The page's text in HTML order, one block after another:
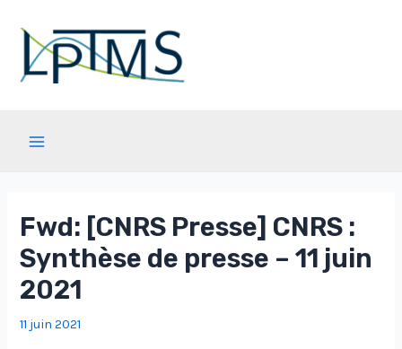
contenu
Fwd: [CNRS Presse] CNRS :
Synthèse de presse – 11 juin
2021
11 juin 2021